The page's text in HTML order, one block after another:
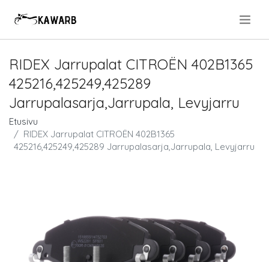
RIDEX Jarrupalat CITROËN 402B1365
425216,425249,425289
Jarrupalasarja,Jarrupala, Levyjarru
Etusivu
RIDEX Jarrupalat CITROËN 402B1365
425216,425249,425289 Jarrupalasarja,Jarrupala, Levyjarru